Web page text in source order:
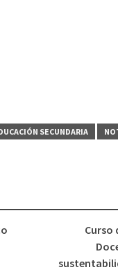
SECUNDARIA
Curso